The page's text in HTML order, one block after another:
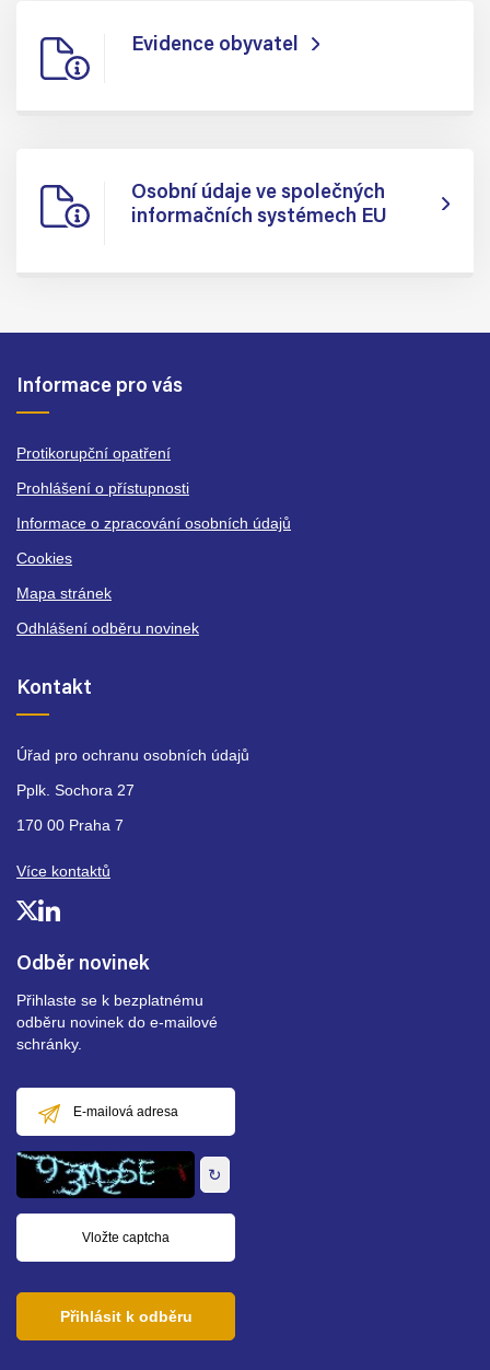
Evidence obyvatel
Osobní údaje ve společných
informačních systémech EU
Odběr novinek
Přihlaste se k bezplatnému
odběru novinek do e-mailové
schránky.
mailová
adresa
↻
Přihlásit k odběru
Informace pro vás
Protikorupční opatření
Prohlášení o přístupnosti
Informace o zpracování osobních údajů
Cookies
Mapa stránek
Odhlášení odběru novinek
Kontakt
Úřad pro ochranu osobních údajů
Pplk. Sochora 27
170 00 Praha 7
Více kontaktů